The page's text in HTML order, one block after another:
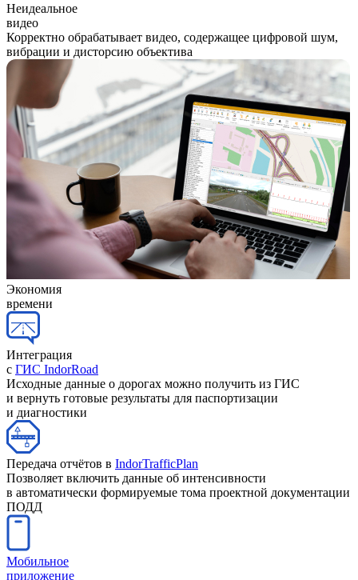
Неидеальное
видео
Корректно обрабатывает видео, содержащее цифровой шум,
вибрации и дисторсию объектива
Экономия
времени
Интеграция
с ГИС IndorRoad
Исходные данные о дорогах можно получить из ГИС
и вернуть готовые результаты для паспортизации
и диагностики
Передача отчётов в IndorTrafficPlan
Позволяет включить данные об интенсивности
в автоматически формируемые тома проектной документации
ПОДД
Мобильное
приложение